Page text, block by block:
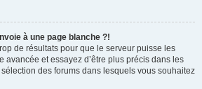
à une page blanche ?!
de résultats pour que le serveur puisse les
avancée et essayez d’être plus précis dans les
des forums dans lesquels vous souhaitez